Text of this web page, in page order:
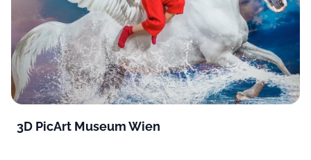
3D PicArt Museum Wien